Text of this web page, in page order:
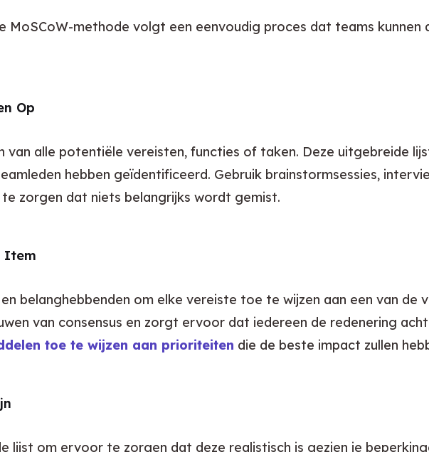
MoSCoW-methode volgt een eenvoudig proces dat teams kunnen
Op
van alle potentiële vereisten, functies of taken. Deze uitgebreide
hebben geïdentificeerd. Gebruik brainstormsessies,
zorgen dat niets belangrijks wordt gemist.
Item
belanghebbenden om elke vereiste toe te wijzen aan een van
van consensus en zorgt ervoor dat iedereen de redenering
toe te wijzen aan prioriteiten die de beste impact zullen
lijst om ervoor te zorgen dat deze realistisch is gezien je